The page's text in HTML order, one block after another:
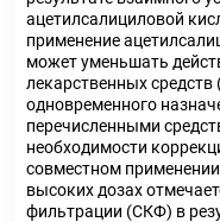
ацетилсалициловой
применение
может уменьшать
лекарственных
одновременного
перечисленными
необходимости
совместном
высоких дозах
фильтрации (СКФ) в